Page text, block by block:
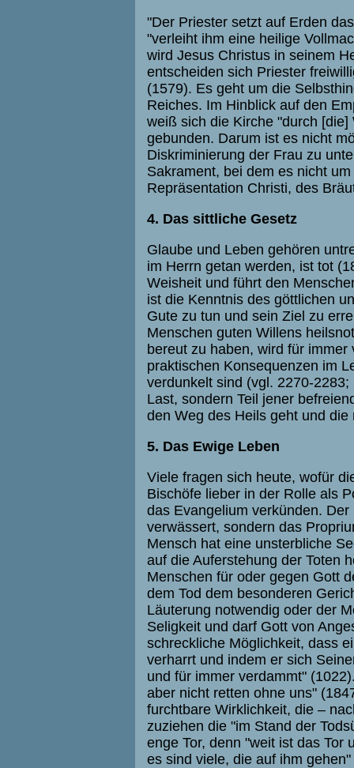
"Der Priester setzt auf Erden
"verleiht ihm eine heilige
wird Jesus Christus in seinem
entscheiden sich Priester
(1579). Es geht um die
Reiches. Im Hinblick auf den
weiß sich die Kirche "durch
gebunden. Darum ist es nicht
Diskriminierung der Frau zu
Sakrament, bei dem es nicht
Repräsentation Christi, des
4. Das sittliche Gesetz
Glaube und Leben gehören
im Herrn getan werden, ist tot
Weisheit und führt den
ist die Kenntnis des göttlichen
Gute zu tun und sein Ziel zu
Menschen guten Willens
bereut zu haben, wird für
praktischen Konsequenzen im
verdunkelt sind (vgl. 2270-
Last, sondern Teil jener
den Weg des Heils geht und
5. Das Ewige Leben
Viele fragen sich heute, wofür
Bischöfe lieber in der Rolle als
das Evangelium verkünden.
verwässert, sondern das
Mensch hat eine unsterbliche
auf die Auferstehung der Toten
Menschen für oder gegen Gott
dem Tod dem besonderen
Läuterung notwendig oder der
Seligkeit und darf Gott von
schreckliche Möglichkeit, dass
verharrt und indem er sich
und für immer verdammt"
aber nicht retten ohne uns"
furchtbare Wirklichkeit, die –
zuziehen die "im Stand der
enge Tor, denn "weit ist das Tor
es sind viele, die auf ihm